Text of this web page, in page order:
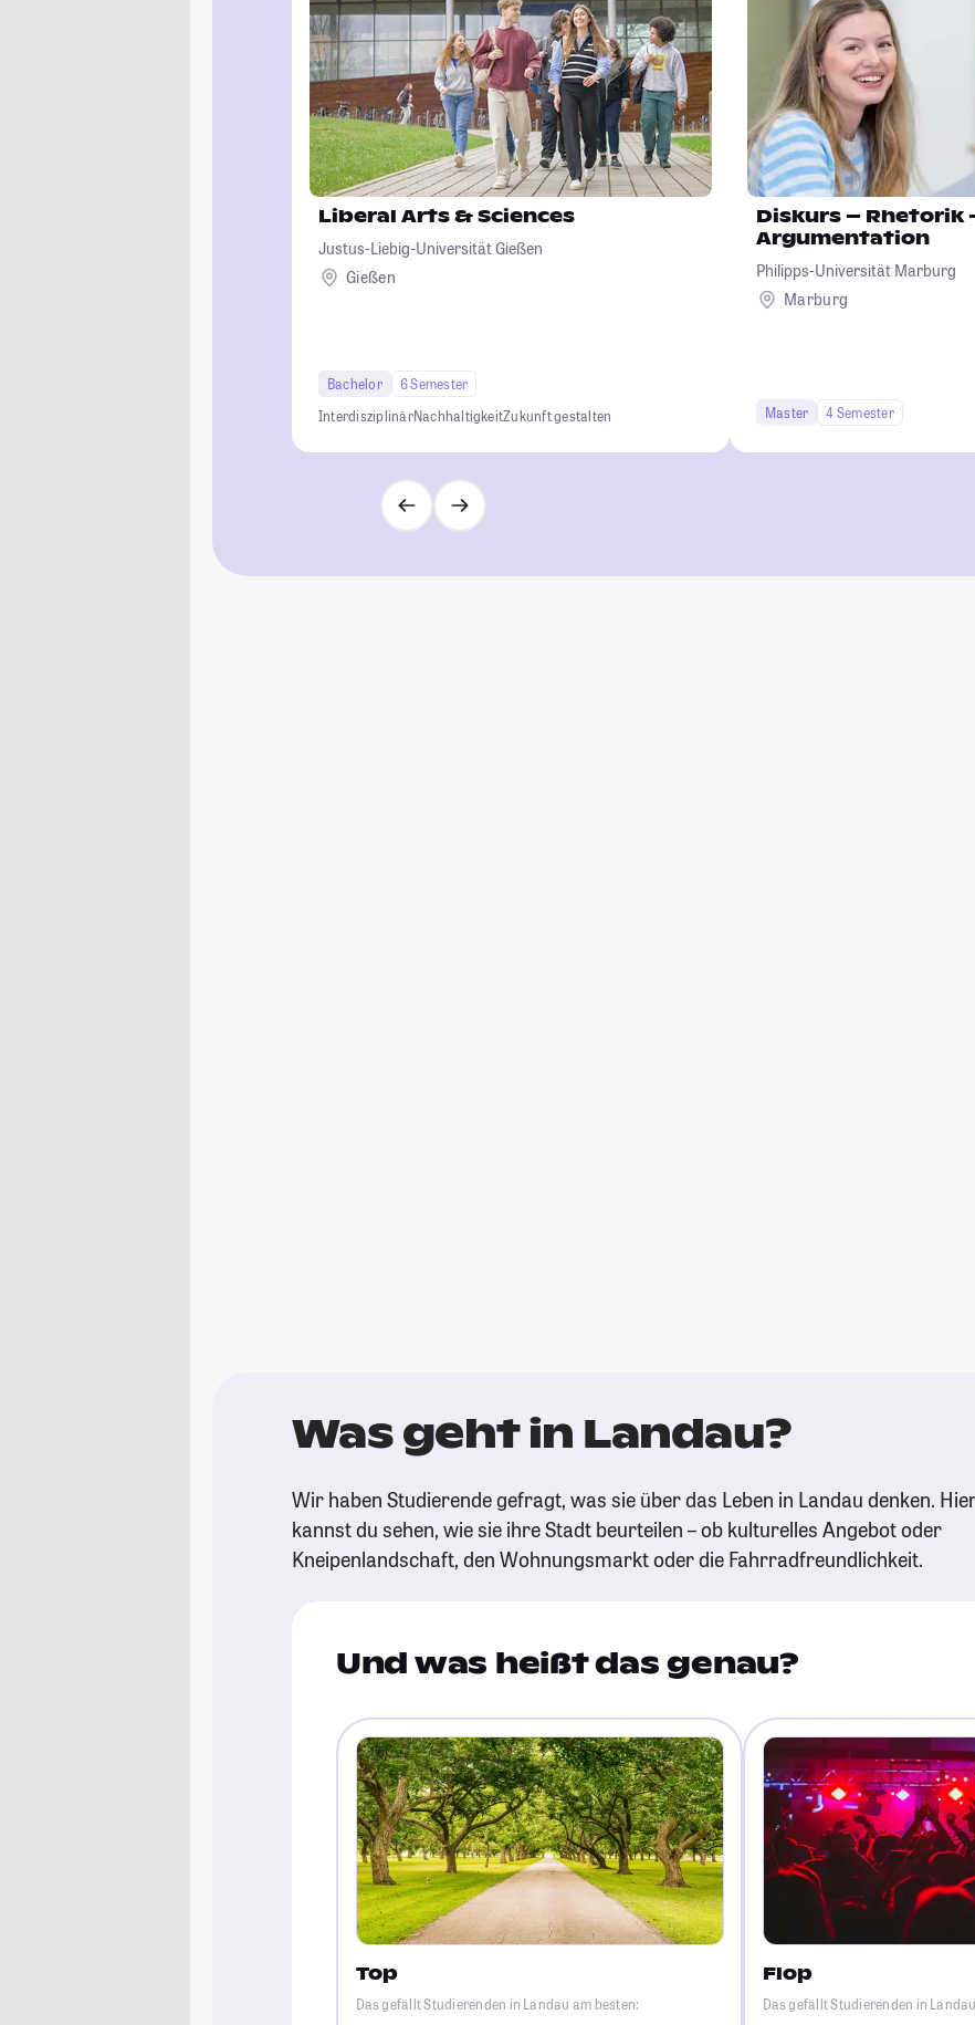
Liberal Arts & Sciences
Justus-Liebig-Universität Gießen
Gießen
Bachelor
6 Semester
InterdisziplinärNachhaltigkeitZukunft gestalten
Diskurs – Rhetorik
Argumentation
Philipps-Universität Marburg
Marburg
Master 4 Semester
Was geht in Landau?
Wir haben Studierende gefragt, was sie über das Leben in Landau denken.
kannst du sehen, wie sie ihre Stadt beurteilen – ob kulturelles Angebot oder
Kneipenlandschaft, den Wohnungsmarkt oder die Fahrradfreundlichkeit.
Und was heißt das genau?
Top
Das gefällt Studierenden in Landau am besten:
Flop
Das gefällt Studierenden in